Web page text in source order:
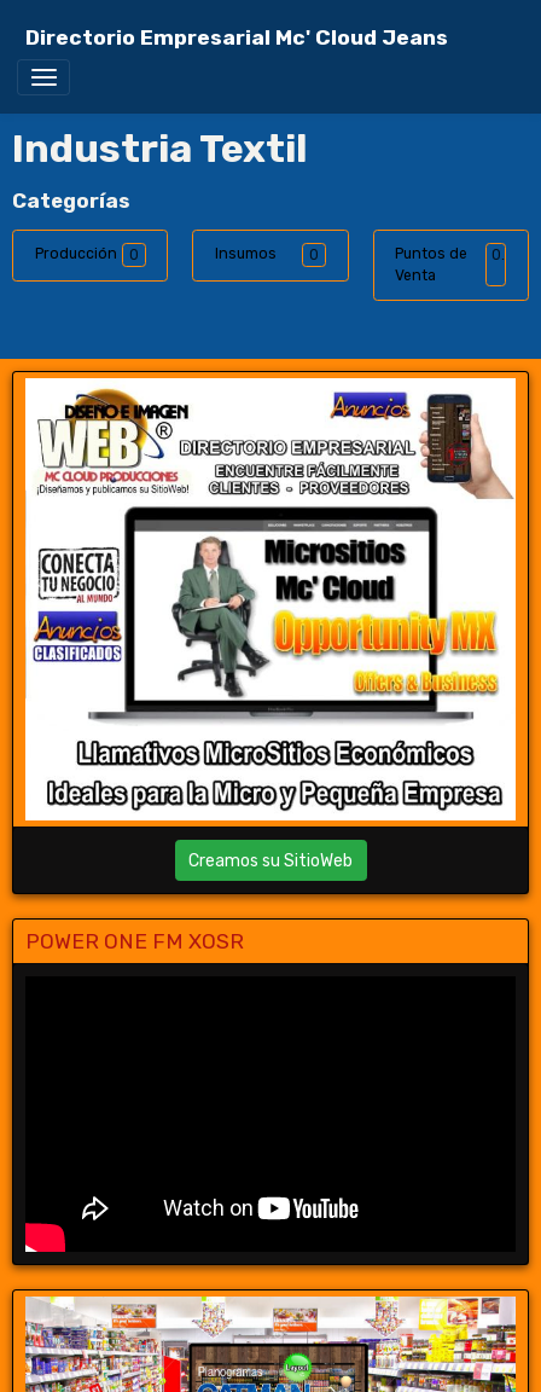
Directorio Empresarial Mc' Cloud Jeans
Industria Textil
Categorías
Producción 0 Insumos 0
Puntos de
Venta
0
Creamos su SitioWeb
POWER ONE FM XOSR